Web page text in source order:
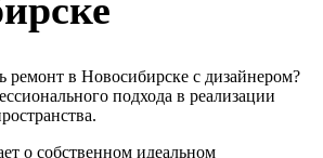
ремонт в Новосибирске с дизайнером?
подхода в реализации
о собственном идеальном